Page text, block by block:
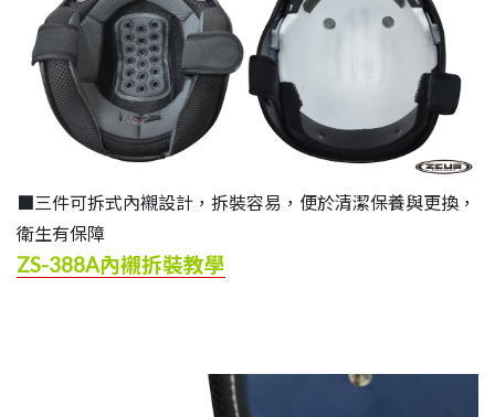
■三件可拆式內襯設計，拆裝容易，便於清潔保養與更換，
衛生有保障
ZS-388A內襯拆裝教學